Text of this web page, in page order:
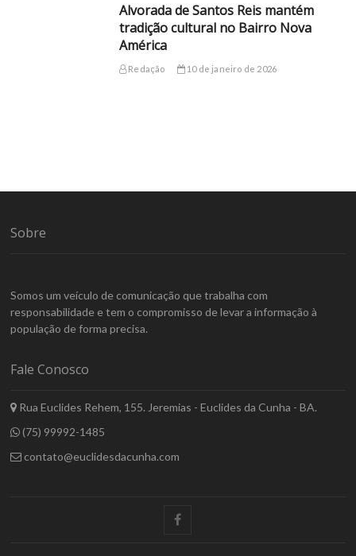
Alvorada de Santos Reis mantém
tradição cultural no Bairro Nova
América
Redação 10 de janeiro de 2026
Sobre
Somos um veículo de comunicação que trabalha com
responsabilidade e tem o compromisso de levar a informação à
população de forma precisa.
Fale Conosco
Rua Euclides Rehem, 155. Jeremias - Euclides da Cunha - BA.
(75) 99992-1485
contato@euclidesdacunha.com
facebook